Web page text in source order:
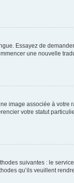
Essayez de
une nouvelle
image associée à
votre statut
suivantes : le
qu’ils veuillent